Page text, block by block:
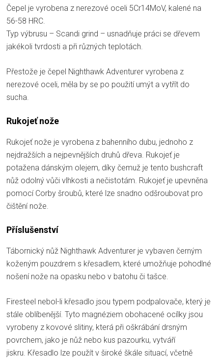
Čepel je vyrobena z nerezové oceli 5Cr14MoV, kalené na
56-58 HRC.
Typ výbrusu – Scandi grind – usnadňuje práci se dřevem
jakékoli tvrdosti a při různých teplotách.
Přestože je čepel Nighthawk Adventurer vyrobena z
nerezové oceli, měla by se po použití umýt a vytřít do
sucha.
Rukojeť nože
Rukojeť nože je vyrobena z bahenního dubu, jednoho z
nejdražších a nejpevnějších druhů dřeva. Rukojeť je
potažena dánským olejem, díky čemuž je tento bushcraft
nůž odolný vůči vlhkosti a nečistotám. Rukojeť je upevněna
pomocí Corby šroubů, které lze snadno odšroubovat pro
čištění nože.
Příslušenství
Tábornický nůž Nighthawk Adventurer je vybaven černým
koženým pouzdrem s křesadlem, které umožňuje pohodlné
nošení nože na opasku nebo v batohu či tašce.
Firesteel nebol-li křesadlo jsou typem podpalovače, který je
stále oblíbenější. Tyto magnéziem obohacené ocílky jsou
vyrobeny z kovové slitiny, která při oškrábání drsným
povrchem, jako je nůž nebo kus pazourku, vytváří
jiskru. Křesadlo lze použít v široké škále situací, včetně